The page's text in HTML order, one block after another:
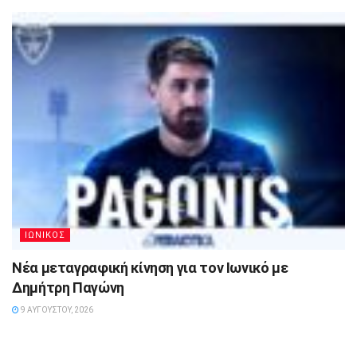
ΙΩΝΙΚΟΣ
Νέα μεταγραφική κίνηση για τον Ιωνικό με
Δημήτρη Παγώνη
9 ΑΥΓΟΎΣΤΟΥ, 2026